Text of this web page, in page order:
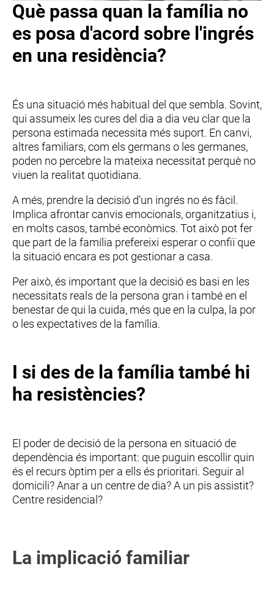
Què passa quan la família no
es posa d'acord sobre l'ingrés
en una residència?
És una situació més habitual del que sembla. Sovint,
qui assumeix les cures del dia a dia veu clar que la
persona estimada necessita més suport. En canvi,
altres familiars, com els germans o les germanes,
poden no percebre la mateixa necessitat perquè no
viuen la realitat quotidiana.
A més, prendre la decisió d'un ingrés no és fàcil.
Implica afrontar canvis emocionals, organitzatius i,
en molts casos, també econòmics. Tot això pot fer
que part de la família prefereixi esperar o confiï que
la situació encara es pot gestionar a casa.
Per això, és important que la decisió es basi en les
necessitats reals de la persona gran i també en el
benestar de qui la cuida, més que en la culpa, la por
o les expectatives de la família.
I si des de la família també hi
ha resistències?
El poder de decisió de la persona en situació de
dependència és important: que puguin escollir quin
és el recurs òptim per a ells és prioritari. Seguir al
domicili? Anar a un centre de dia? A un pis assistit?
Centre residencial?
La implicació familiar